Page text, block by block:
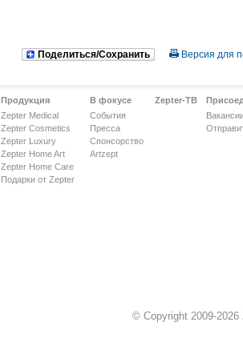
Поделиться/Сохранить Версия для
Продукция
Zepter Medical
Zepter Cosmetics
Zepter Luxury
Zepter Home Art
Zepter Home Care
Подарки от Zepter
В фокусе
События
Пресса
Спонсорство
Artzept
Zepter-ТВ
© Copyright 2009-